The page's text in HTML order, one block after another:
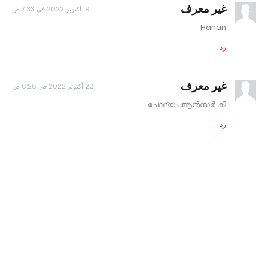
غير معرف 19 أكتوبر 2022 في 7:33 ص
Hanan
رد
غير معرف 22 أكتوبر 2022 في 6:26 ص
ചോദ്യം ആൻസർ കീ
رد